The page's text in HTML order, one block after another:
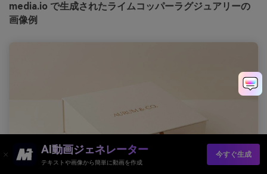
media.io で生成されたライムコッパーラグジュアリーの
画像例
AI動画ジェネレーター
テキストや画像から簡単に動画を作成
今すぐ生成